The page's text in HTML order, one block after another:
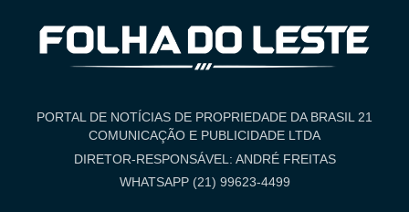
PORTAL DE NOTÍCIAS DE PROPRIEDADE DA BRASIL 21
COMUNICAÇÃO E PUBLICIDADE LTDA
DIRETOR-RESPONSÁVEL: ANDRÉ FREITAS
WHATSAPP (21) 99623-4499